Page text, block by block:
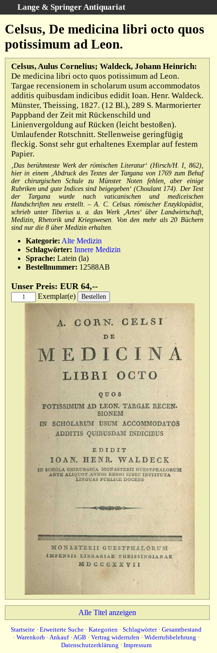
Lange & Springer Antiquariat
Startseite
Erweiterte Suche
Kategorien
Schlagwörter
Gesamtbestand
Warenkorb
Ankauf
AGB
Widerruf
Datenschutz
Impressum
Celsus, De medicina libri octo quos
potissimum ad Leon.
Celsus, Aulus Cornelius; Waldeck, Johann Heinrich:
De medicina libri octo quos potissimum ad Leon.
Targae recensionem in scholarum usum accommodatos
additis quibusdam indicibus edidit Ioan. Henr. Waldeck.
Münster, Theissing, 1827. (12 Bl.), 289 S. Marmorierter
Pappband der Zeit mit Rückenschild und
Linienvergoldung auf Rücken (leicht bestoßen).
Umlaufender Rotschnitt. Stellenweise geringfügig
fleckig. Sonst sehr gut erhaltenes Exemplar auf festem
Papier.
‚Das berühmteste Werk der römischen Literatur‘ (Hirsch/H. I, 862),
hier in einem ‚Abdruck des Textes der Targana von 1769 zum Behuf
der chirurgischen Schule zu Münster. Noten fehlen, aber einige
Rubriken und gute Indices sind beigegeben‘ (Choulant 174). Der Text
der Targana wurde nach vaticanischen und mediceischen
Handschriften neu erstellt. – A. C. Celsus. römischer Enzyklopädist,
schrieb unter Tiberius u. a. das Werk ‚Artes‘ über Landwirtschaft,
Medizin, Rhetorik und Kriegswesen. Von den mehr als 20 Büchern
sind nur die 8 über Medizin erhalten.
Kategorie: Alte Medizin
Schlagwörter: Innere Medizin
Sprache: Latein (la)
Bestellnummer: 12588AB
Unser Preis: EUR 64,--
Exemplar(e)
Alle Titel anzeigen
Startseite · Erweiterte Suche · Kategorien · Schlagwörter· Gesamtbestand
· Warenkorb · Ankauf· AGB · Vertrag widerrufen· Widerrufsbelehrung ·
Datenschutzerklärung · Impressum